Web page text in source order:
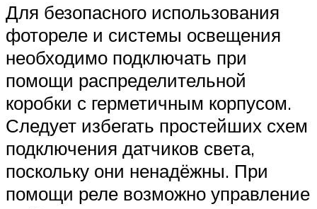
Для безопасного использования
фотореле и системы освещения
необходимо подключать при
помощи распределительной
коробки с герметичным корпусом.
Следует избегать простейших схем
подключения датчиков света,
поскольку они ненадёжны. При
помощи реле возможно управление